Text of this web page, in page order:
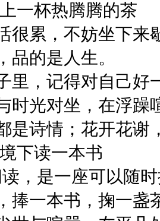
一杯热腾腾的茶
很累，不妨坐下来
品的是人生。
里，记得对自己好
时光对坐，在浮躁
是诗情；花开花谢
下读一本书
，是一座可以随
捧一本书，掬一盏